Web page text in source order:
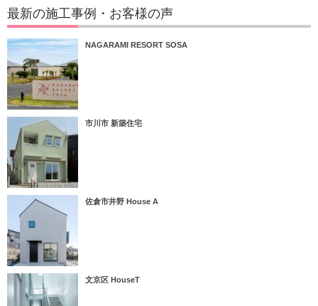
最新の施工事例・お客様の声
NAGARAMI RESORT SOSA
市川市 新築住宅
佐倉市井野 House A
文京区 HouseT